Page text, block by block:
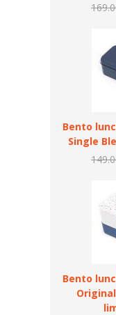
Bento
Single
Bento